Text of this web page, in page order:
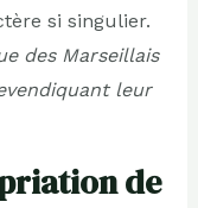
si singulier.
des Marseillais
leur
de